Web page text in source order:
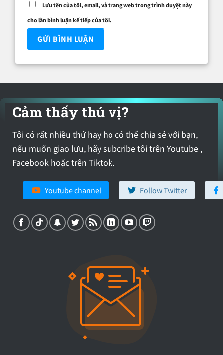
Lưu tên của tôi, email, và trang web trong trình duyệt này
cho lần bình luận kế tiếp của tôi.
Cảm thấy thú vị?
Tôi có rất nhiều thứ hay ho có thể chia sẻ với bạn,
nếu muốn giao lưu, hãy subcribe tôi trên Youtube ,
Facebook hoặc trên Tiktok.
Youtube channel Follow Twitter